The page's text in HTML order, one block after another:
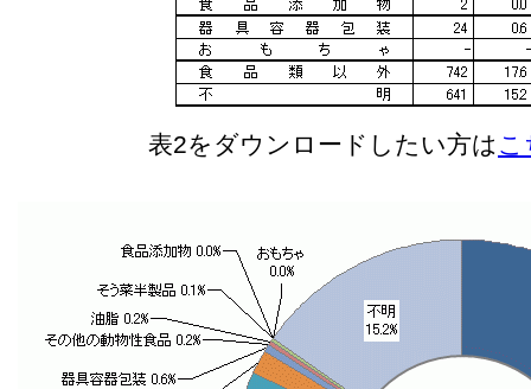
表2をダウンロードしたい方は こ